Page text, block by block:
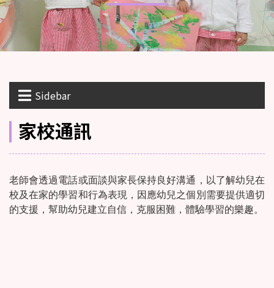
Sidebar
家校通訊
老師會透過電話或面談與家長保持良好溝通，以了解幼兒在
校及在家的學習和行為表現，因應幼兒之個別需要提供適切
的支援，幫助幼兒建立自信，克服困難，體驗學習的樂趣。